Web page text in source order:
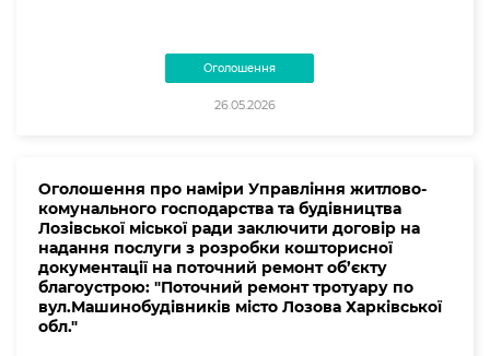
Оголошення
26.05.2026
Оголошення про наміри Управління житлово-
комунального господарства та будівництва
Лозівської міської ради заключити договір на
надання послуги з розробки кошторисної
документації на поточний ремонт об’єкту
благоустрою: "Поточний ремонт тротуару по
вул.Машинобудівників місто Лозова Харківської
обл."